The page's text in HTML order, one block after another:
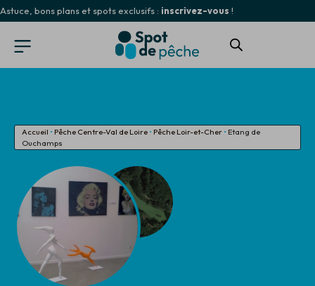
Astuce, bons plans et spots exclusifs : inscrivez-vous !
Accueil • Pêche Centre-Val de Loire • Pêche Loir-et-Cher • Etang de
Ouchamps